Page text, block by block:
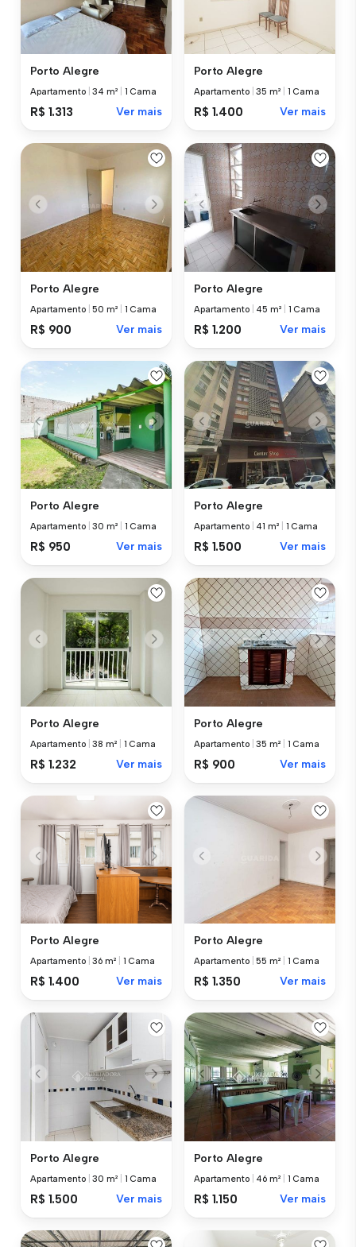
Porto Alegre
Apartamento |34 m² 1 Cama
R$ 1.313 Ver mais
Porto Alegre
Apartamento |35 m² 1 Cama
R$ 1.400 Ver mais
Porto Alegre
Apartamento |50 m² 1 Cama
R$ 900 Ver mais
Porto Alegre
Apartamento 45 m² 1 Cama
R$ 1.200 Ver mais
Porto Alegre
Apartamento |30 m² 1 Cama
R$ 950 Ver mais
Porto Alegre
Apartamento 41 m² 1 Cama
R$ 1.500 Ver mais
Porto Alegre
Apartamento |38 m² 1 Cama
R$ 1.232 Ver mais
Porto Alegre
Apartamento |35 m² 1 Cama
R$ 900 Ver mais
Porto Alegre
Apartamento |36 m² 1 Cama
R$ 1.400 Ver mais
Porto Alegre
Apartamento |55 m² 1 Cama
R$ 1.350 Ver mais
Porto Alegre
Apartamento |30 m² 1 Cama
R$ 1.500 Ver mais
Porto Alegre
Apartamento 46 m² 1 Cama
R$ 1.150 Ver mais